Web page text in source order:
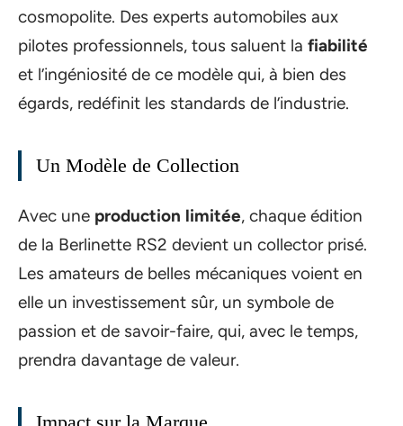
cosmopolite. Des experts automobiles aux
pilotes professionnels, tous saluent la fiabilité
et l’ingéniosité de ce modèle qui, à bien des
égards, redéfinit les standards de l’industrie.
Un Modèle de Collection
Avec une production limitée, chaque édition
de la Berlinette RS2 devient un collector prisé.
Les amateurs de belles mécaniques voient en
elle un investissement sûr, un symbole de
passion et de savoir-faire, qui, avec le temps,
prendra davantage de valeur.